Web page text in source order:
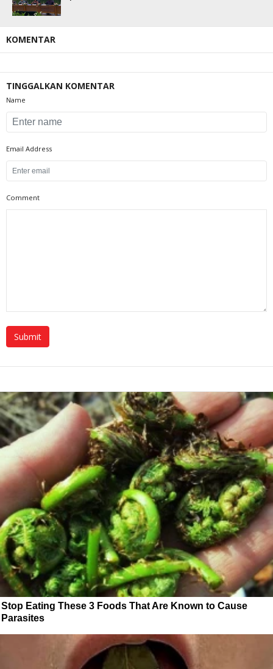
KOMENTAR
TINGGALKAN KOMENTAR
Name
Email Address
Comment
Stop Eating These 3 Foods That Are Known to Cause
Parasites